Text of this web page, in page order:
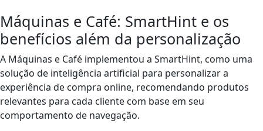
Máquinas e Café: SmartHint e os
benefícios além da personalização
A Máquinas e Café implementou a SmartHint, como uma
solução de inteligência artificial para personalizar a
experiência de compra online, recomendando produtos
relevantes para cada cliente com base em seu
comportamento de navegação.